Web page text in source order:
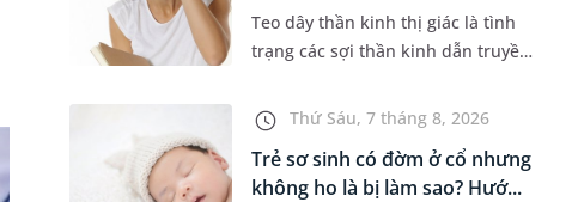
Teo dây thần kinh thị giác là tình
trạng các sợi thần kinh dẫn truyền
thương và dần mất đi chức năng
hoạt động. Nếu điều trị m...
Thứ Sáu, 7 tháng 8, 2026
Trẻ sơ sinh có đờm ở cổ nhưng
không ho là bị làm sao? Hướ...